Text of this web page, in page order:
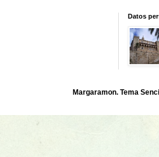
Datos
Margaramon. Tema